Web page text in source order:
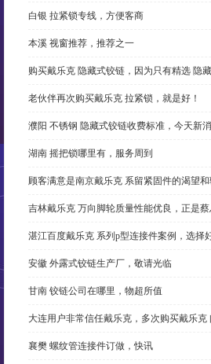
白银 拉紧锁专线，方便客商
本溪 视窗推荐，推荐之一
购买戴乐克 隐藏式铰链，因为只有精选 隐
老伙伴再次购买戴乐克 拉紧锁，就是好！
濮阳 不锈钢 隐藏式铰链收费标准，今天新
湖南 摇把锁哪里有，服务周到
顾客满意是南京戴乐克 系留紧固件的渴望
吉林戴乐克 万向脚轮质量性能优良，正是
湛江百度戴乐克 系列p型连接件案例，选择
安徽 外露式铰链生产厂，敬请光临
甘南 铰链公司在哪里，物超所值
大连用户非常信任戴乐克，多次购买戴乐克
襄樊 螺纹管连接件订做，快讯